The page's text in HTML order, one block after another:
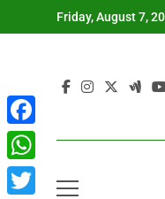
to
Friday, August 7,
Facebook
WhatsApp